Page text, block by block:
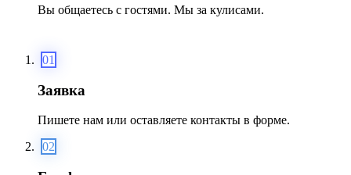
Вы общаетесь с гостями. Мы за кулисами.
01
Заявка
Пишете нам или оставляете контакты в форме.
02